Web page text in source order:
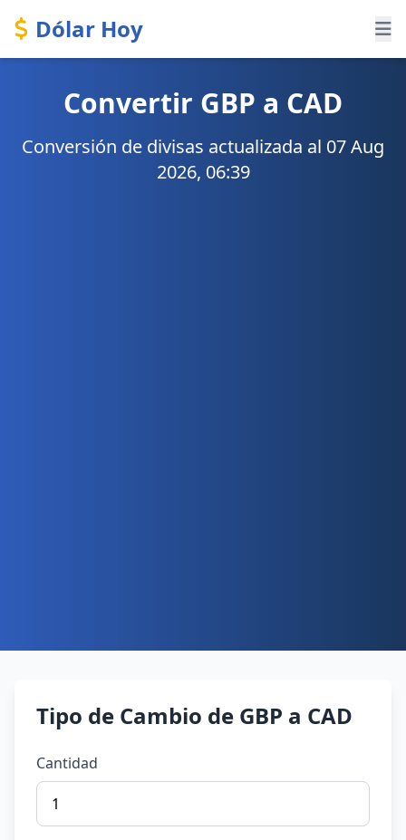
Dólar Hoy
Convertir GBP a CAD
Conversión de divisas actualizada al 07 Aug
2026, 06:39
Tipo de Cambio de GBP a CAD
Cantidad